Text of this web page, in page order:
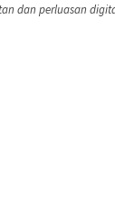
dan perluasan